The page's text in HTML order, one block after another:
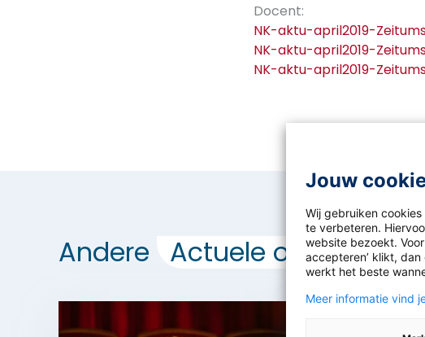
Docent:
NK-aktu-april2019-
NK-aktu-april2019-
NK-aktu-april2019-
Andere Actuele opdracht
Jouw
Wij gebruiken
te verbeteren.
website bezoekt.
accepteren’ klikt,
werkt het beste
Meer informatie vind